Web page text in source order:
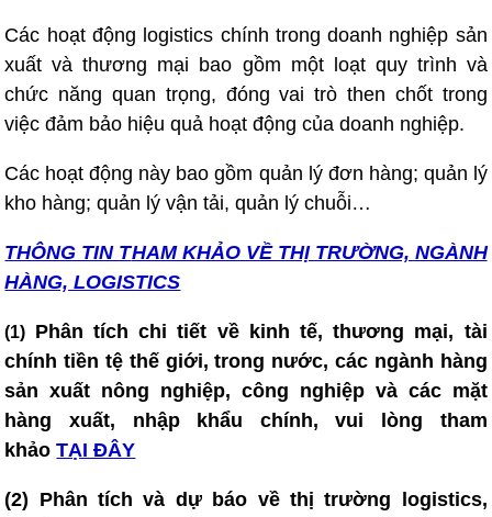
Các hoạt động logistics chính trong doanh nghiệp sản
xuất và thương mại bao gồm một loạt quy trình và
chức năng quan trọng, đóng vai trò then chốt trong
việc đảm bảo hiệu quả hoạt động của doanh nghiệp.
Các hoạt động này bao gồm quản lý đơn hàng; quản lý
kho hàng; quản lý vận tải, quản lý chuỗi…
THÔNG TIN THAM KHẢO VỀ THỊ TRƯỜNG, NGÀNH
HÀNG, LOGISTICS
(1) Phân tích chi tiết về kinh tế, thương mại, tài
chính tiền tệ thế giới, trong nước, các ngành hàng
sản xuất nông nghiệp, công nghiệp và các mặt
hàng xuất, nhập khẩu chính, vui lòng tham
khảo TẠI ĐÂY
(2) Phân tích và dự báo về thị trường logistics,